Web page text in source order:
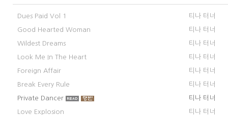
Dues Paid Vol 1 티나 터너
Good Hearted Woman 티나 터너
Wildest Dreams 티나 터너
Look Me In The Heart 티나 터너
Foreign Affair 티나 터너
Break Every Rule 티나 터너
Private Dancer 티나 터너
Love Explosion 티나 터너